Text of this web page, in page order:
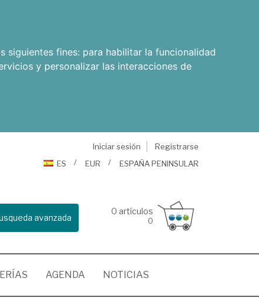
siguientes fines: para habilitar la funcionalidad
y personalizar las interacciones de
Iniciar sesión
Registrarse
ES
EUR ESPAÑA PENINSULAR
avanzada
0 artículos
0
AGENDA NOTICIAS